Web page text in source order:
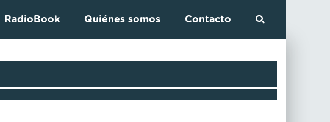
RadioBook Quiénes somos Contacto